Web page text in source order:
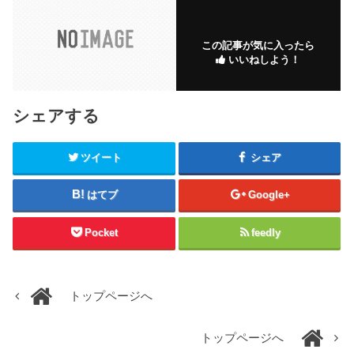
この記事が気に入ったら
いいねしよう！
シェアする
ツイート シェア
はてブ Google+
Pocket feedly
トップページへ
トップページへ